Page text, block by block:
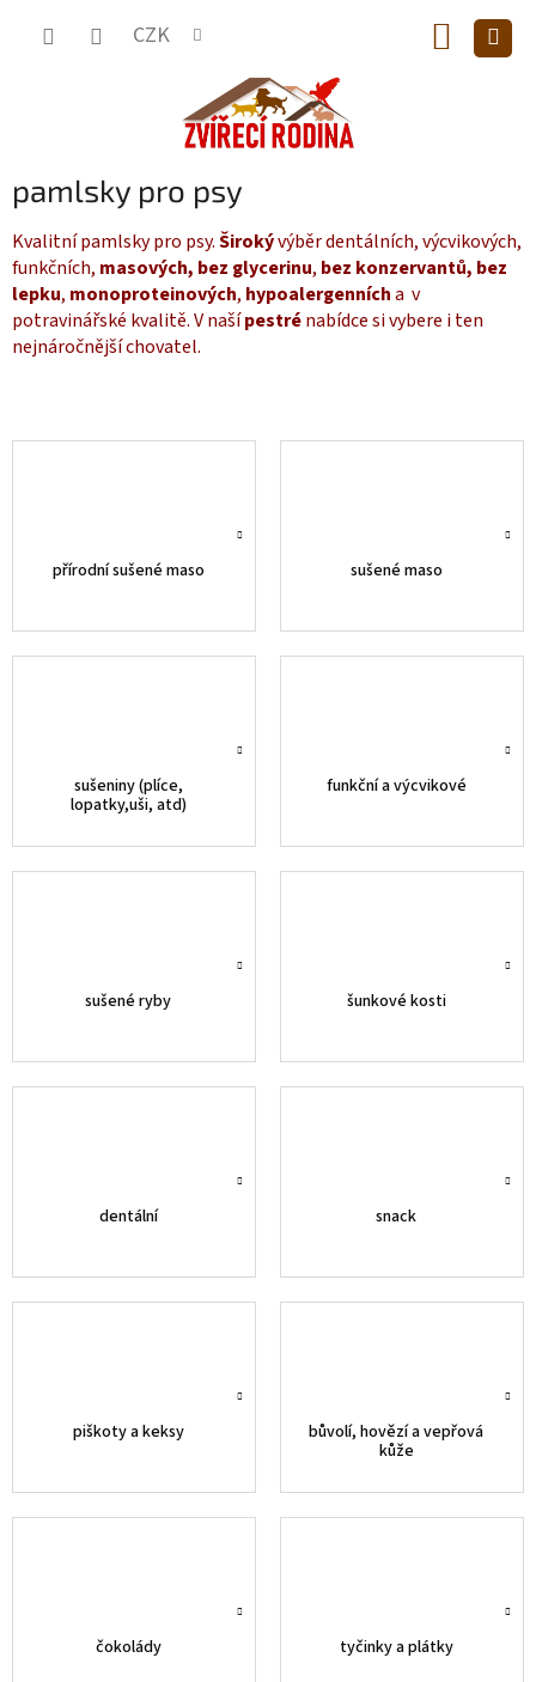
CZK
KOŠÍK
pamlsky pro psy
Kvalitní pamlsky pro psy.Širokývýběr dentálních, výcvikových,
funkčních, masových, bez glycerinu, bez konzervantů, bez
lepku, monoproteinových, hypoalergennícha v
potravinářské kvalitě. V našípestrénabídce si vybere i ten
nejnáročnější chovatel.
přírodní sušené maso sušené maso
sušeniny (plíce,
lopatky,uši, atd)
funkční a výcvikové
sušené ryby šunkové kosti
dentální snack
piškoty a keksy
bůvolí, hovězí a vepřová
kůže
čokolády tyčinky a plátky